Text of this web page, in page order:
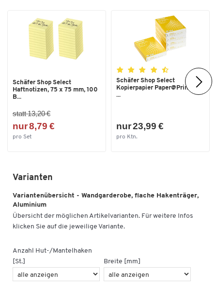
Schäfer Shop Select
Haftnotizen, 75 x 75 mm, 100
B...
statt 13,20 €
nur 8,79 €
pro Set
Schäfer Shop Select
Kopierpapier Paper@Print, DIN
...
nur 23,99 €
pro Ktn.
Varianten
Variantenübersicht - Wandgarderobe, flache Hakenträger,
Aluminium
Übersicht der möglichen Artikelvarianten. Für weitere Infos
klicken Sie auf die jeweilige Variante.
Anzahl Hut-/Mantelhaken
[St.]
Breite [mm]